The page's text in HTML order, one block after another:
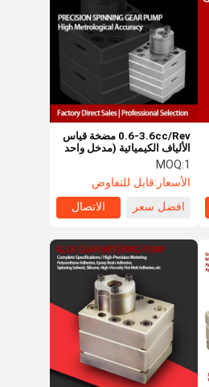
0.6-3.6cc/Rev مضخة قياس
الألياف الكيميائية (مدخل واحد
ومخرجين)
MOQ:1
الأسعار:قابل للتفاوض
افضل سعر
الاتصال